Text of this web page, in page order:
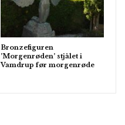
Bronzefiguren
’Morgenrøden’ stjålet i
Vamdrup før morgenrøde